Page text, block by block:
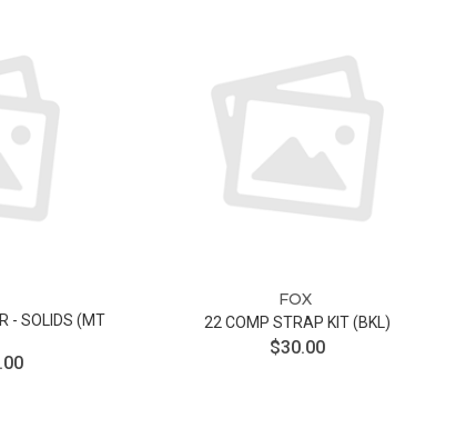
- SOLIDS (MT
FOX
22 COMP STRAP KIT (BKL)
$30.00